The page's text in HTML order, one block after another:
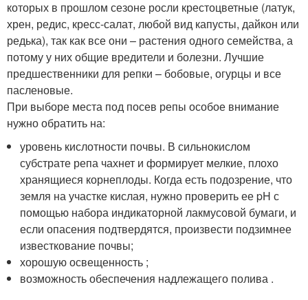
которых в прошлом сезоне росли крестоцветные (латук,
хрен, редис, кресс-салат, любой вид капусты, дайкон или
редька), так как все они – растения одного семейства, а
потому у них общие вредители и болезни. Лучшие
предшественники для репки – бобовые, огурцы и все
пасленовые.
При выборе места под посев репы особое внимание
нужно обратить на:
уровень кислотности почвы. В сильнокислом
субстрате репа чахнет и формирует мелкие, плохо
хранящиеся корнеплоды. Когда есть подозрение, что
земля на участке кислая, нужно проверить ее pH с
помощью набора индикаторной лакмусовой бумаги, и
если опасения подтвердятся, произвести подзимнее
известкование почвы;
хорошую освещенность ;
возможность обеспечения надлежащего полива .